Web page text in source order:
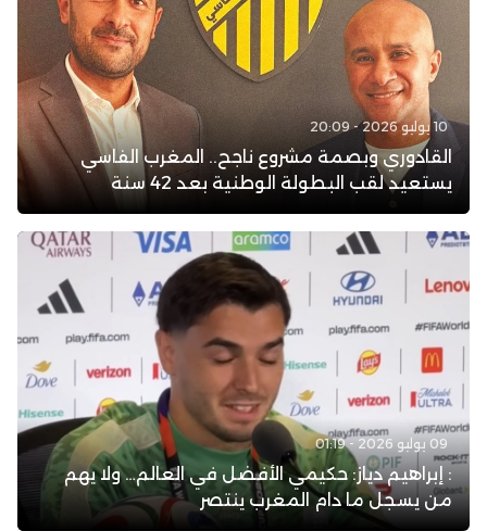
10 يوليو 2026 - 20:09
القادوري وبصمة مشروع ناجح.. المغرب الفاسي
يستعيد لقب البطولة الوطنية بعد 42 سنة
09 يوليو 2026 - 01:19
: إبراهيم دياز: حكيمي الأفضل في العالم… ولا يهم
من يسجل ما دام المغرب ينتصر